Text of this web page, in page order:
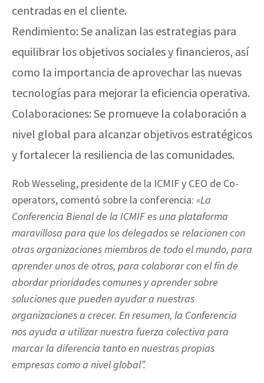
centradas en el cliente.
Rendimiento: Se analizan las estrategias para
equilibrar los objetivos sociales y financieros, así
como la importancia de aprovechar las nuevas
tecnologías para mejorar la eficiencia operativa.
Colaboraciones: Se promueve la colaboración a
nivel global para alcanzar objetivos estratégicos
y fortalecer la resiliencia de las comunidades.
Rob Wesseling, presidente de la ICMIF y CEO de Co-
operators, comentó sobre la conferencia: «La
Conferencia Bienal de la ICMIF es una plataforma
maravillosa para que los delegados se relacionen con
otras organizaciones miembros de todo el mundo, para
aprender unos de otros, para colaborar con el fin de
abordar prioridades comunes y aprender sobre
soluciones que pueden ayudar a nuestras
organizaciones a crecer. En resumen, la Conferencia
nos ayuda a utilizar nuestra fuerza colectiva para
marcar la diferencia tanto en nuestras propias
empresas como a nivel global”.